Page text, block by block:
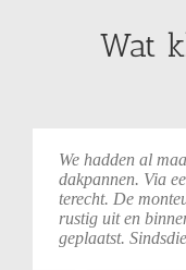
Wat
We hadden al
dakpannen. Via
terecht. De
rustig uiten
geplaatst.